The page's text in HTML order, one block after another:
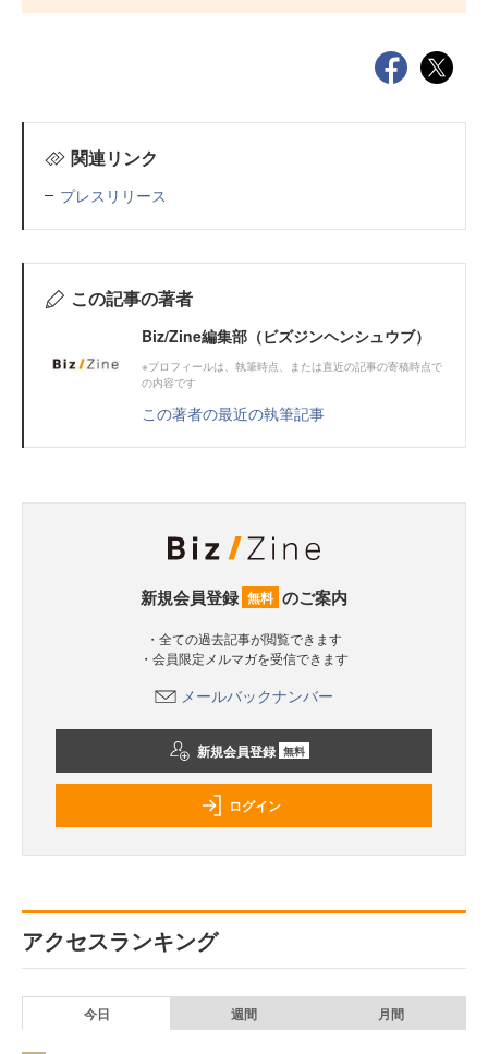
関連リンク
プレスリリース
この記事の著者
Biz/Zine編集部（ビズジンヘンシュウブ）
※プロフィールは、執筆時点、または直近の記事の寄稿時点で
の内容です
この著者の最近の執筆記事
新規会員登録 無料 のご案内
・全ての過去記事が閲覧できます
・会員限定メルマガを受信できます
メールバックナンバー
新規会員登録 無料
ログイン
アクセスランキング
今日 週間 月間